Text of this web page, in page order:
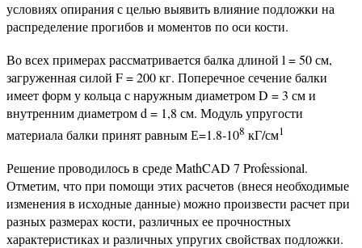
условиях опирания с целью выявить влияние подложки на
распределение прогибов и моментов по оси кости.
Во всех примерах рассматривается балка длиной l = 50 см,
загруженная силой F = 200 кг. Поперечное сечение балки
имеет форм у кольца с наружным диаметром D = 3 см и
внутренним диаметром d = 1,8 см. Модуль упругости
материала балки принят равным Е=1.8-108 кГ/см1
Решение проводилось в среде MathCAD 7 Professional.
Отметим, что при помощи этих расчетов (внеся необходимые
изменения в исходные данные) можно произвести расчет при
разных размерах кости, различных ее прочностных
характеристиках и различных упругих свойствах подложки.